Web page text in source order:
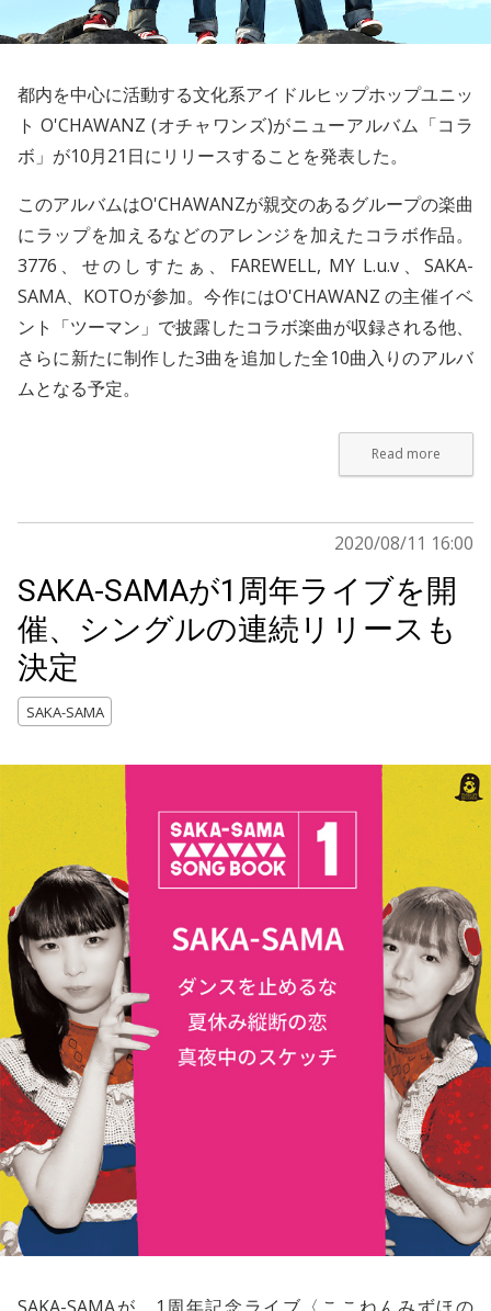
都内を中心に活動する文化系アイドルヒップホップユニッ
トO'CHAWANZ (オチャワンズ)がニューアルバム「コラ
ボ」が10月21日にリリースすることを発表した。
このアルバムはO'CHAWANZが親交のあるグループの楽曲
にラップを加えるなどのアレンジを加えたコラボ作品。
3776 、 せのしすたぁ 、 FAREWELL, MY L.u.v 、SAKA-
SAMA、 KOTOが参加。今作にはO'CHAWANZ の主催イベ
ント「ツーマン」で披露したコラボ楽曲が収録される他、
さらに新たに制作した3曲を追加した全10曲入りのアルバ
ムとなる予定。
Read more
2020/08/11 16:00
SAKA-SAMAが1周年ライブを開
催、シングルの連続リリースも
決定
SAKA-SAMA
SAKA-SAMAが、1周年記念ライブ〈ここねんみずほの